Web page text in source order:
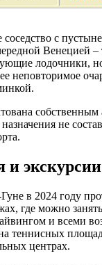
соседство с
Венецией –
лодочники,
неповторимое
не
и экскурсии
в 2024 году
где можно
и всеми
теннисных
центрах.